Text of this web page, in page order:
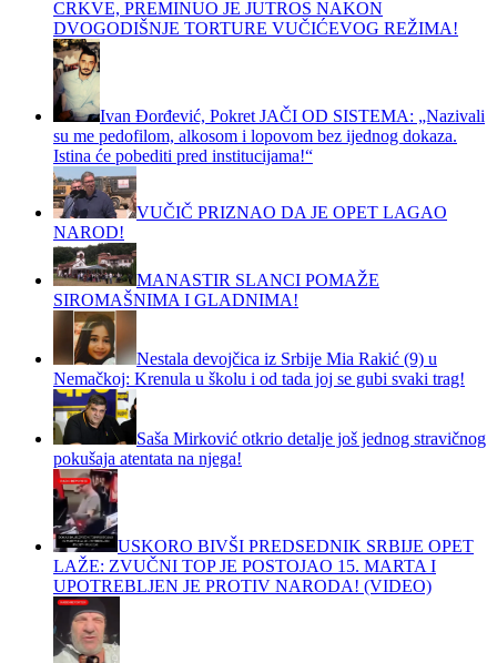
CRKVE, PREMINUO JE JUTROS NAKON
DVOGODIŠNJE TORTURE VUČIĆEVOG REŽIMA!
Ivan Đorđević, Pokret JAČI OD SISTEMA: „Nazivali
su me pedofilom, alkosom i lopovom bez ijednog dokaza.
Istina će pobediti pred institucijama!“
VUČIČ PRIZNAO DA JE OPET LAGAO
NAROD!
MANASTIR SLANCI POMAŽE
SIROMAŠNIMA I GLADNIMA!
Nestala devojčica iz Srbije Mia Rakić (9) u
Nemačkoj: Krenula u školu i od tada joj se gubi svaki trag!
Saša Mirković otkrio detalje još jednog stravičnog
pokušaja atentata na njega!
USKORO BIVŠI PREDSEDNIK SRBIJE OPET
LAŽE: ZVUČNI TOP JE POSTOJAO 15. MARTA I
UPOTREBLJEN JE PROTIV NARODA! (VIDEO)